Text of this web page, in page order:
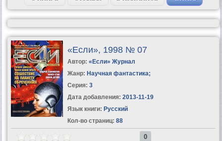
«Если», 1998 № 07
Автор: «Если» Журнал
Жанр: Научная фантастика;
Серия: 3
Дата добавления: 2013-11-19
Язык книги: Русский
Кол-во страниц: 88
0